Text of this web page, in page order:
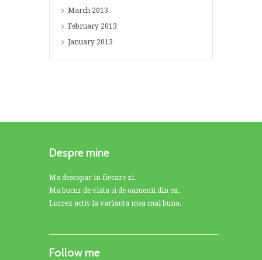
March 2013
February 2013
January 2013
Despre mine
Ma descopar in fiecare zi.
Ma bucur de viata si de oamenii din ea.
Lucrez activ la varianta mea mai buna.
Follow me